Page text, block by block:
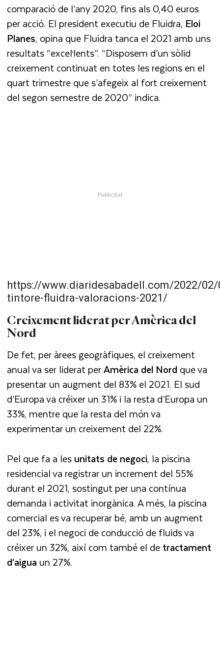
comparació de l’any 2020, fins als 0,40 euros
per acció. El president executiu de Fluidra, Eloi
Planes, opina que Fluidra tanca el 2021 amb uns
resultats “excel·lents”. “Disposem d’un sòlid
creixement continuat en totes les regions en el
quart trimestre que s’afegeix al fort creixement
del segon semestre de 2020” indica.
https://www.diaridesabadell.com/2022/
tintore-fluidra-valoracions-2021/
Creixement liderat per Amèrica del
Nord
De fet, per àrees geogràfiques, el creixement
anual va ser liderat perAmèrica del Nordque va
presentar un augment del 83% el 2021. El sud
d’Europa va créixer un 31% i la resta d’Europa un
33%, mentre que la resta del món va
experimentar un creixement del 22%.
Pel que fa a lesunitats de negoci, la piscina
residencial va registrar un increment del 55%
durant el 2021, sostingut per una contínua
demanda i activitat inorgànica. A més, la piscina
comercial es va recuperar bé, amb un augment
del 23%, i el negoci de conducció de fluids va
créixer un 32%, així com també el detractament
d’aiguaun 27%.